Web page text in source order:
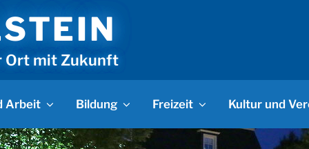
Ort mit Zukunft
Arbeit Bildung Freizeit Kultur und